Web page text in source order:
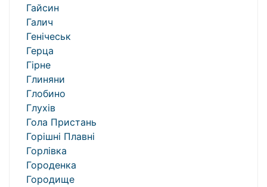
Гайсин
Галич
Генічеськ
Герца
Гірне
Глиняни
Глобино
Глухів
Гола Пристань
Горішні Плавні
Горлівка
Городенка
Городище